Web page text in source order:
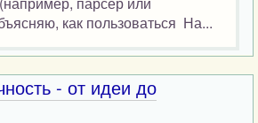
как пользоваться На...
- от идеи до